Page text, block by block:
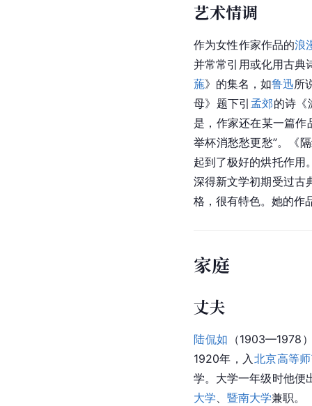
艺术情调
作为女性作家作品的浪
并常常引用或化用古典
葹》的集名，如鲁迅所
母》题下引 孟郊的诗《
是，作家还在某一篇作
举杯消愁愁更愁”。《
起到了极好的烘托作用
深得新文学初期受过古
格，很有特色。她的作
家庭
丈夫
陆侃如 （1903—1978
1920年，入北京高等
学。大学一年级时他便
大学、 暨南大学兼职。